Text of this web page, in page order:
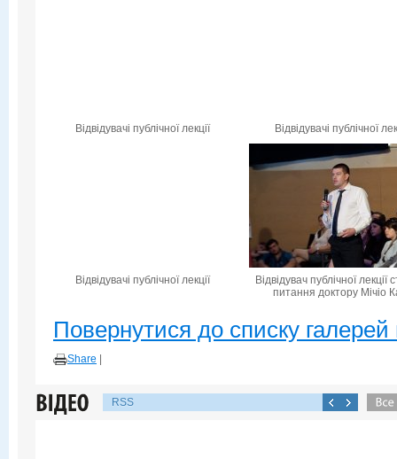
Відвідувачі публічної лекції Відвідувачі публічної
Відвідувачі публічної лекції
Відвідувач публічної лекції
питання доктору Мічіо
Повернутися до списку галерей
Share
RSS